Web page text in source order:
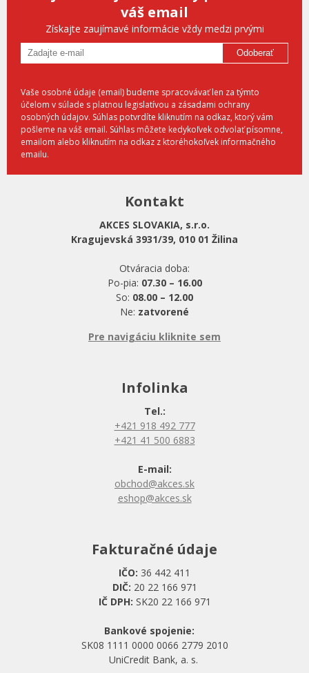
váš email
Získajte zaujímavé informácie vždy medzi prvými
Odoberať
Vaše osobné údaje (email) budeme spracovávať len za týmto
účelom v súlade s platnou legislatívou a zásadami ochrany
osobných údajov. Súhlas potvrdíte kliknutím na odkaz, ktorý vám
pošleme na váš email. Súhlas môžete kedykoľvek odvolať písomne,
emailom alebo kliknutím na odkaz z ktoréhokoľvek informačného
emailu.
Kontakt
AKCES SLOVAKIA, s.r.o.
Kragujevská 3931/39, 010 01 Žilina
Otváracia doba:
Po-pia: 07.30 – 16.00
So: 08.00 – 12.00
Ne: zatvorené
Pre navigáciu kliknite sem
Infolinka
Tel.:
+421 918 492 777
+421 41 500 6883
E-mail:
obchod@akces.sk
eshop@akces.sk
Fakturačné údaje
IČO: 36 442 411
DIČ: 20 22 166 971
IČ DPH: SK20 22 166 971
Bankové spojenie:
SK08 1111 0000 0066 2779 2010
UniCredit Bank, a. s.